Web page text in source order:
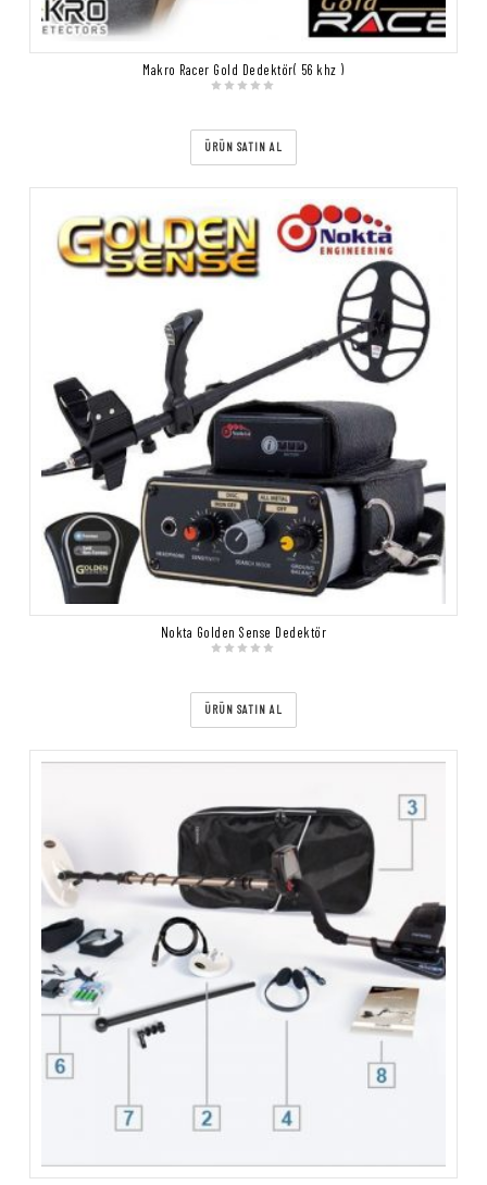
Makro Racer Gold Dedektör( 56 khz )
ÜRÜN SATIN AL
Nokta Golden Sense Dedektör
ÜRÜN SATIN AL